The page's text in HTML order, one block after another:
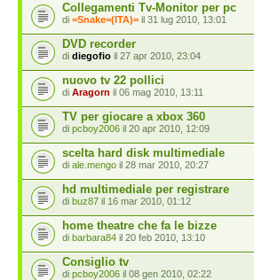
Collegamenti Tv-Monitor per pc
di =Snake=(ITA)= il 31 lug 2010, 13:01
DVD recorder
di diegofio il 27 apr 2010, 23:04
nuovo tv 22 pollici
di Aragorn il 06 mag 2010, 13:11
TV per giocare a xbox 360
di pcboy2006 il 20 apr 2010, 12:09
scelta hard disk multimediale
di ale.mengo il 28 mar 2010, 20:27
hd multimediale per registrare
di buz87 il 16 mar 2010, 01:12
home theatre che fa le bizze
di barbara84 il 20 feb 2010, 13:10
Consiglio tv
di pcboy2006 il 08 gen 2010, 02:22